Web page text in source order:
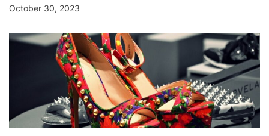
October 30, 2023